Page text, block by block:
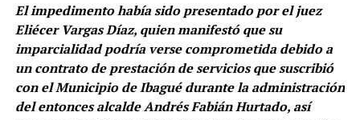
El impedimento había sido presentado por el juez
Eliécer Vargas Díaz, quien manifestó que su
imparcialidad podría verse comprometida debido a
un contrato de prestación de servicios que suscribió
con el Municipio de Ibagué durante la administración
del entonces alcalde Andrés Fabián Hurtado, así